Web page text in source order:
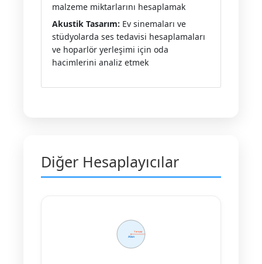
malzeme miktarlarını hesaplamak
Akustik Tasarım: Ev sinemaları ve
stüdyolarda ses tedavisi hesaplamaları
ve hoparlör yerleşimi için oda
hacimlerini analiz etmek
Diğer Hesaplayıcılar